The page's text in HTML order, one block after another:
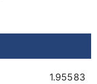
1.95583